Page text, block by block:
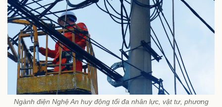
Ngành điện Nghệ An huy động tối đa nhân lực, vật tư, phương